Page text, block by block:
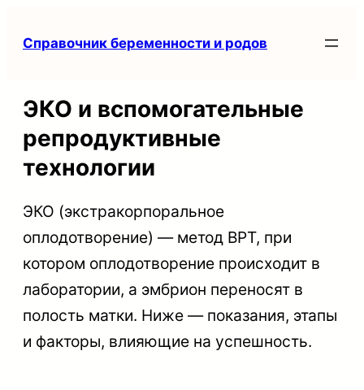
Справочник беременности и родов
ЭКО и вспомогательные
репродуктивные
технологии
ЭКО (экстракорпоральное
оплодотворение) — метод ВРТ, при
котором оплодотворение происходит в
лаборатории, а эмбрион переносят в
полость матки. Ниже — показания, этапы
и факторы, влияющие на успешность.